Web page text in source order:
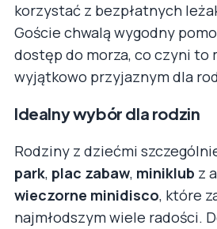
korzystać z bezpłatnych
Goście chwalą wygodny
dostęp do morza, co czyni to
wyjątkowo przyjaznym dla
Idealny wybór dla rodzin
Rodziny z dziećmi
park, plac zabaw, miniklub z
wieczorne minidisco, które
najmłodszym wiele radości.